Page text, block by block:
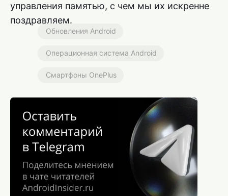
управления памятью, с чем мы их искренне
поздравляем.
Обновления Android
Операционная система Android
Смартфоны OnePlus